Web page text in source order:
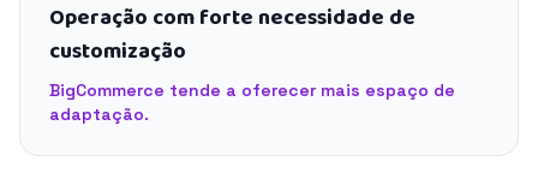
Operação com forte necessidade de
customização
BigCommerce tende a oferecer mais espaço de
adaptação.